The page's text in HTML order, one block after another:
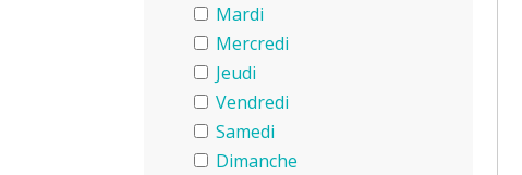
Mardi
Mercredi
Jeudi
Vendredi
Samedi
Dimanche